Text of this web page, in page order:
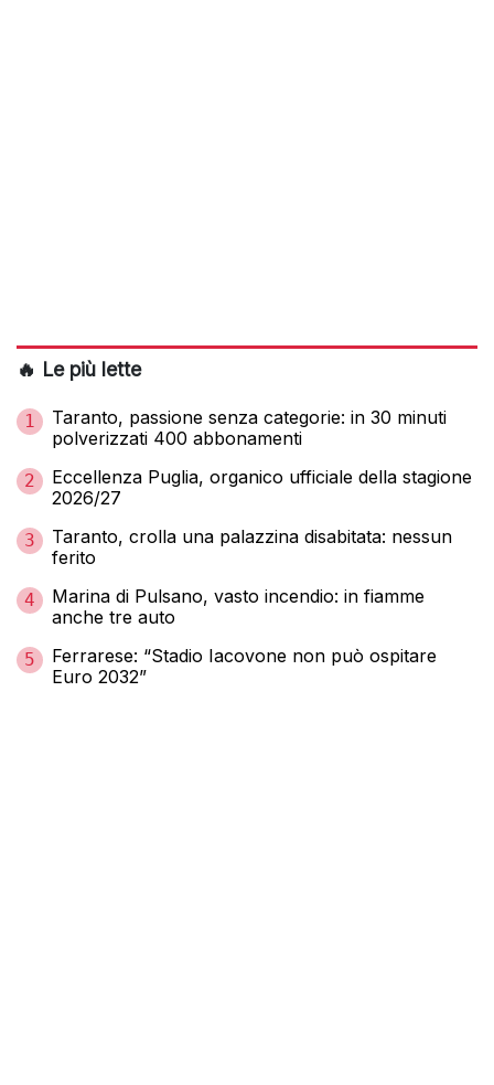
🔥 Le più lette
1
Taranto, passione senza categorie: in 30 minuti
polverizzati 400 abbonamenti
2
Eccellenza Puglia, organico ufficiale della stagione
2026/27
3
Taranto, crolla una palazzina disabitata: nessun
ferito
4
Marina di Pulsano, vasto incendio: in fiamme
anche tre auto
5
Ferrarese: “Stadio Iacovone non può ospitare
Euro 2032”